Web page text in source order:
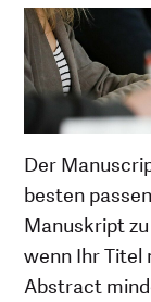
Der
besten
Manuskript
wenn Ihr Titel
Abstract